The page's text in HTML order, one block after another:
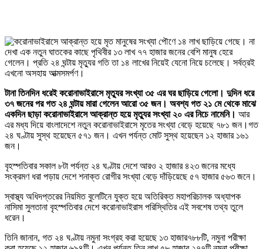
টানা তিনদিন ধরেই করোনাভাইরাসে মৃত্যুর সংখ্যা ৩৫ এর ঘর ছাড়িয়ে গেলো। দুদিন ধরে
৩৭ জনের পর গত ২৪ ঘন্টায় মারা গেলেন আরো ৩৫ জন। অবশ্য গত ২১ মে থেকে মাঝে
একদিন ছাড়া করোনাভাইরাসে আক্রান্ত হয়ে মৃত্যুর সংখ্যা ২০ এর নিচে নামেনি। আর
এর মধ্য দিয়ে বাংলাদেশে নতুন করোনাভাইরাসে মৃতের সংখ্যা বেড়ে হয়েছে ৭৮১ জন।গত
২৪ ঘণ্টায় সুস্থ হয়েছেন ৫৭১ জন। এখন পর্যন্ত মোট সুস্থ হয়েছেন ১২ হাজার ১৬১
জন।
বৃহস্পতিবার সকাল ৮টা পর্যন্ত ২৪ ঘণ্টায় দেশে আরও ২ হাজার ৪২৩ জনের মধ্যে
সংক্রমণ ধরা পড়ায় দেশে শনাক্ত রোগীর সংখ্যা বেড়ে দাঁড়িয়েছে ৫৭ হাজার ৫৬৩ জনে।
স্বাস্থ্য অধিদপ্তরের নিয়মিত বুলেটিনে যুক্ত হয়ে অতিরিক্ত মহাপরিচালক অধ্যাপক
নাসিমা সুলতানা বৃহস্পতিবার দেশে করোনাভাইরাস পরিস্থিতির এই সবশেষ তথ্য তুলে
ধরেন।
তিনি জানান, গত ২৪ ঘণ্টায় নমুনা সংগ্রহ করা হয়েছে ১৩ হাজার৭৮৮টি, নমুনা পরীক্ষা